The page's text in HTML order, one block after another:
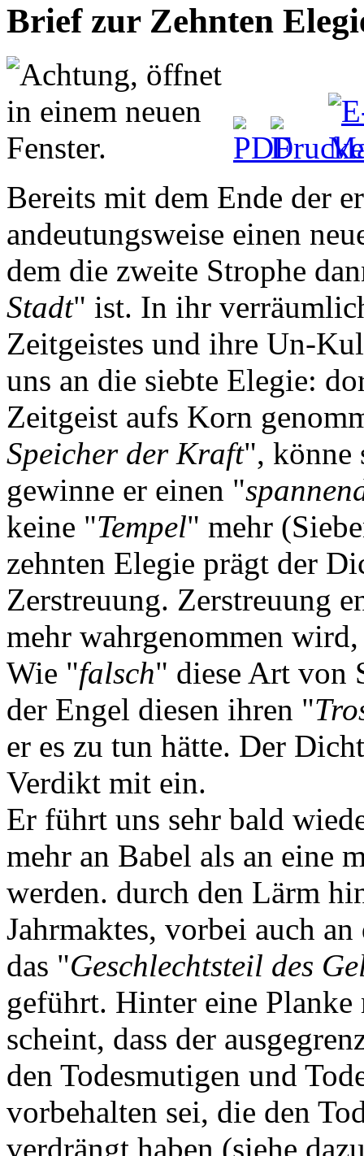
Brief zur Zehnten
Bereits mit dem Ende der
andeutungsweise einen
dem die zweite Strophe
Stadt" ist. In ihr
Zeitgeistes und ihre Un-
uns an die siebte Elegie:
Zeitgeist aufs Korn
Speicher der Kraft", könne
gewinne er einen "
keine "Tempel" mehr
zehnten Elegie prägt der
Zerstreuung. Zerstreuung
mehr wahrgenommen
Wie "falsch" diese Art von
der Engel diesen ihren "
er es zu tun hätte. Der
Verdikt mit ein.
Er führt uns sehr bald
mehr an Babel als an eine
werden. durch den Lärm
Jahrmaktes, vorbei auch
das "Geschlechtsteil des
geführt. Hinter eine
scheint, dass der
den Todesmutigen und
vorbehalten sei, die den
verdrängt haben (siehe